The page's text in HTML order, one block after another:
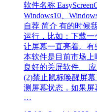
软件名称
Windows10、
自荐 简介 有的时候
运行，比如：下载
让屏幕一直亮着。有
本软件是目前市场
良好的关屏软件。
(2)禁止鼠标唤醒屏
测屏幕状态，如果屏
…